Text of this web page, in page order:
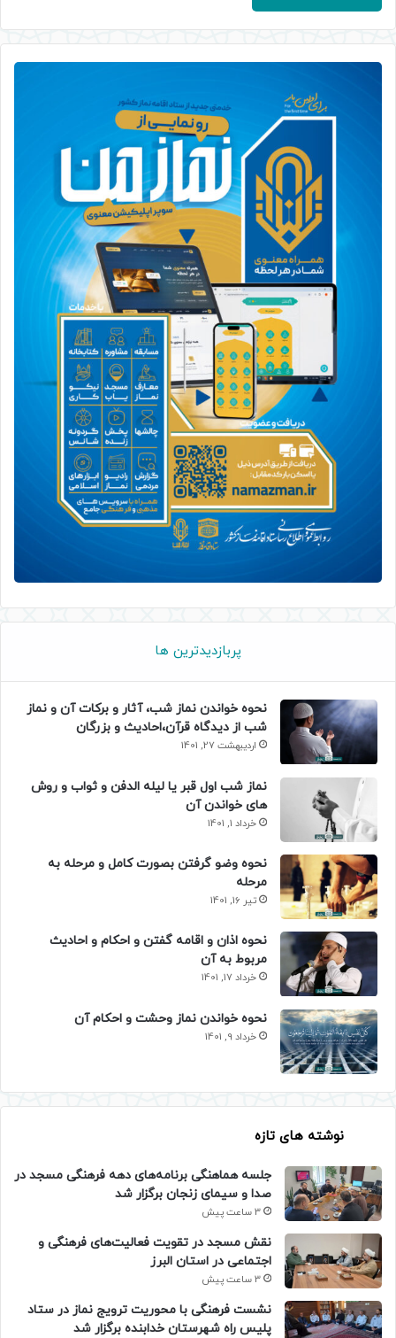
پربازدیدترین ها
نحوه خواندن نماز شب، آثار و برکات آن و نماز
شب از دیدگاه قرآن،احادیث و بزرگان
اردیبهشت 27, 1401
نماز شب اول قبر یا لیله الدفن و ثواب و روش
های خواندن آن
خرداد 1, 1401
نحوه وضو گرفتن بصورت کامل و مرحله به
مرحله
تیر 16, 1401
نحوه اذان و اقامه گفتن و احکام و احادیث
مربوط به آن
خرداد 17, 1401
نحوه خواندن نماز وحشت و احکام آن
خرداد 9, 1401
نوشته های تازه
جلسه هماهنگی برنامه‌های دهه فرهنگی مسجد در
صدا و سیمای زنجان برگزار شد
3 ساعت پیش
نقش مسجد در تقویت فعالیت‌های فرهنگی و
اجتماعی در استان البرز
3 ساعت پیش
نشست فرهنگی با محوریت ترویج نماز در ستاد
پلیس راه شهرستان خدابنده برگزار شد